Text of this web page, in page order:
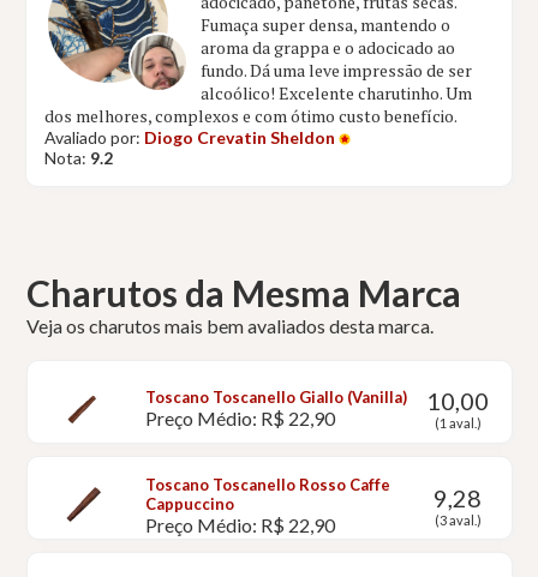
Fumaça super densa, mantendo o
aroma da grappa e o adocicado ao
fundo. Dá uma leve impressão de ser
alcoólico! Excelente charutinho. Um
dos melhores, complexos e com ótimo custo benefício.
Avaliado por: Diogo Crevatin Sheldon
Nota: 9.2
Charutos da Mesma Marca
Veja os charutos mais bem avaliados desta marca.
Toscano Toscanello Giallo (Vanilla)
Preço Médio: R$ 22,90
10,00
(1 aval.)
Toscano Toscanello Rosso Caffe
Cappuccino
Preço Médio: R$ 22,90
9,28
(3 aval.)